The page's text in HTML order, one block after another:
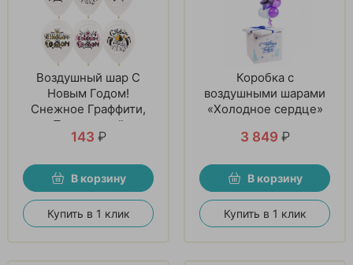
Воздушный шар С
Новым Годом!
Снежное Граффити,
Прозрачный
143 ₽
В корзину
Купить в 1 клик
Коробка с
воздушными шарами
«Холодное сердце»
3 849 ₽
В корзину
Купить в 1 клик